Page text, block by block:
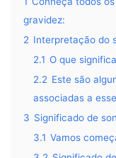
gravidez:
2 Interpretação do
2.1 O que
2.2 Este são
associadas a
3 Significado de
3.1 Vamos